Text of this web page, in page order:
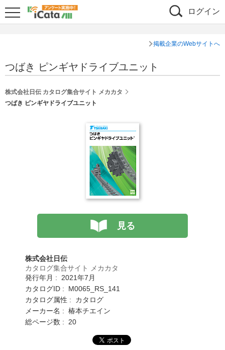
ログイン
掲載企業のWebサイトへ
つばき ピンギヤドライブユニット
株式会社日伝 カタログ集合サイト メカカタ
つばき ピンギヤドライブユニット
見る
株式会社日伝
カタログ集合サイト メカカタ
発行年月 : 2021年7月
カタログID : M0065_RS_141
カタログ属性 : カタログ
メーカー名 : 椿本チエイン
総ページ数 : 20